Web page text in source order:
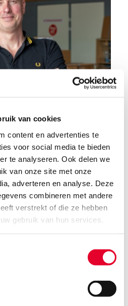
van cookies
content en advertenties te
voor social media te bieden
te analyseren. Ook delen we
van onze site met onze
adverteren en analyse. Deze
combineren met andere
verstrekt of die ze hebben
gebruik van hun services.
LOGISTIEK
(ook wel